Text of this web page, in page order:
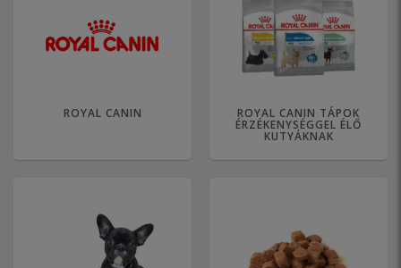
ROYAL CANIN ROYAL CANIN TÁPOK
ÉRZÉKENYSÉGGEL ÉLŐ
KUTYÁKNAK